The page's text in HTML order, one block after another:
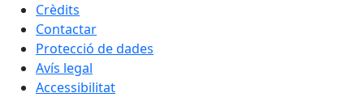
Crèdits
Contactar
Protecció de dades
Avís legal
Accessibilitat